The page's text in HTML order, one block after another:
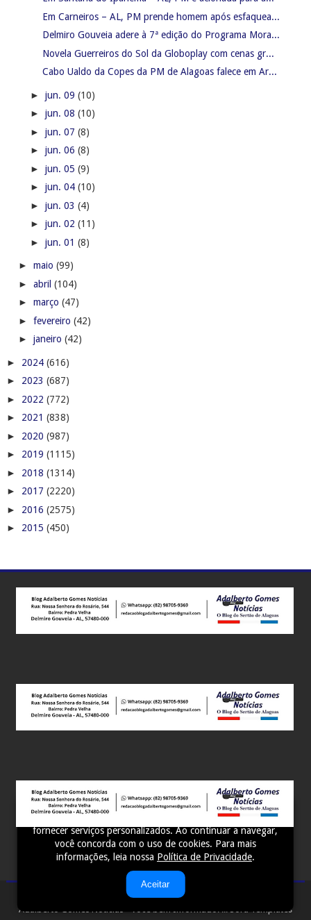
Este site utiliza cookies para melhorar sua experiência e
fornecer serviços personalizados. Ao continuar a navegar,
você concorda com o uso de cookies. Para mais
informações, leia nossa Política de Privacidade.
Aceitar
Em Carneiros – AL, PM prende homem após esfaquea...
Delmiro Gouveia adere à 7ª edição do Programa Mora...
Novela Guerreiros do Sol da Globoplay com cenas gr...
Cabo Ualdo da Copes da PM de Alagoas falece em Ar...
► jun. 09 (10)
► jun. 08 (10)
► jun. 07 (8)
► jun. 06 (8)
► jun. 05 (9)
► jun. 04 (10)
► jun. 03 (4)
► jun. 02 (11)
► jun. 01 (8)
► maio (99)
► abril (104)
► março (47)
► fevereiro (42)
► janeiro (42)
► 2024 (616)
► 2023 (687)
► 2022 (772)
► 2021 (838)
► 2020 (987)
► 2019 (1115)
► 2018 (1314)
► 2017 (2220)
► 2016 (2575)
► 2015 (450)
Adalberto Gomes Notícias - Você bem Informado! ...Sora Templates